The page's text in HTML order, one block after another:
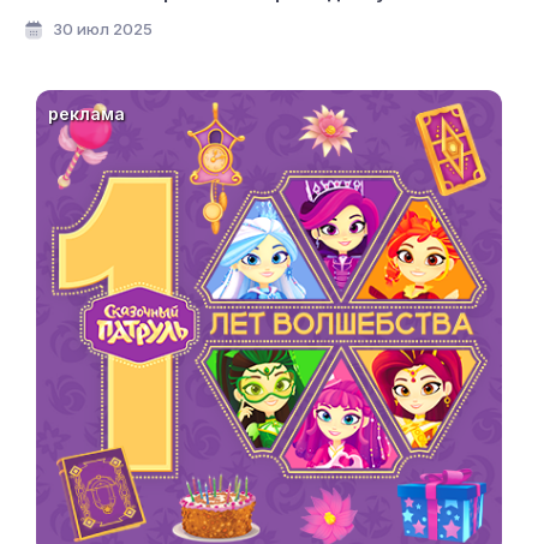
мультфильмов»
30 июл 2025
реклама